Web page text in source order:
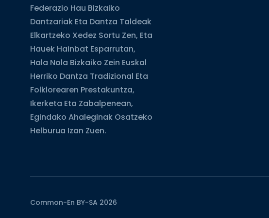
Federazio Hau Bizkaiko
Dantzariak Eta Dantza Taldeak
Elkartzeko Xedez Sortu Zen, Eta
Hauek Hainbat Esparrutan,
Hala Nola Bizkaiko Zein Euskal
Herriko Dantza Tradizional Eta
Folklorearen Prestakuntza,
Ikerketa Eta Zabalpenean,
Egindako Ahaleginak Osatzeko
Helburua Izan Zuen.
Common-En BY-SA 2026